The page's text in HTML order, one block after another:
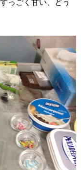
っごく甘い、どう